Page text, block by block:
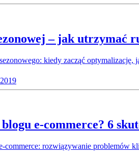
– jak utrzymać
kiedy zacząć
e-commerce? 6
commerce: rozwiązywanie problemów